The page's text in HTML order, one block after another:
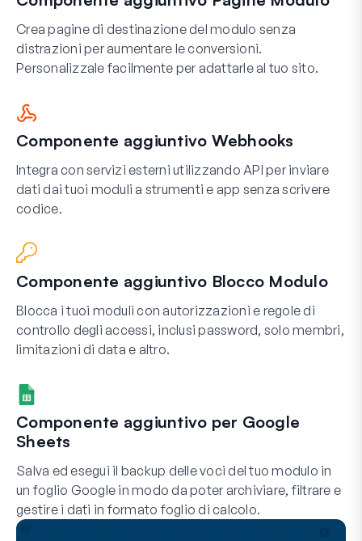
Crea pagine di destinazione del modulo senza
distrazioni per aumentare le conversioni.
Personalizzale facilmente per adattarle al tuo sito.
Componente aggiuntivo Webhooks
Integra con servizi esterni utilizzando API per inviare
dati dai tuoi moduli a strumenti e app senza scrivere
codice.
Componente aggiuntivo Blocco Modulo
Blocca i tuoi moduli con autorizzazioni e regole di
controllo degli accessi, inclusi password, solo membri,
limitazioni di data e altro.
Componente aggiuntivo per Google
Sheets
Salva ed esegui il backup delle voci del tuo modulo in
un foglio Google in modo da poter archiviare, filtrare e
gestire i dati in formato foglio di calcolo.